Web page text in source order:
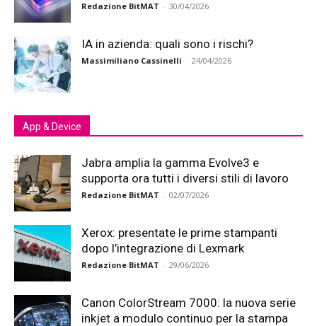
Redazione BitMAT - 30/04/2026
IA in azienda: quali sono i rischi?
Massimiliano Cassinelli - 24/04/2026
App & Device
Jabra amplia la gamma Evolve3 e
supporta ora tutti i diversi stili di lavoro
Redazione BitMAT - 02/07/2026
Xerox: presentate le prime stampanti
dopo l’integrazione di Lexmark
Redazione BitMAT - 29/06/2026
Canon ColorStream 7000: la nuova serie
inkjet a modulo continuo per la stampa